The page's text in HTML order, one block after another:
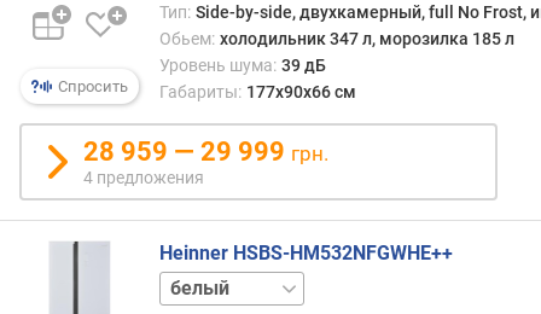
е
(
т
)
т
е
м
п
Спросить
Тип: Side-by-side, двухкамерный, full No Frost,
Обьем: холодильник 347 л, морозилка 185 л
Уровень шума: 39 дБ
Габариты: 177х90х66 см
28 959 — 29 999 грн.
4 предложения
Heinner HSBS-HM532NFGWHE++
черный